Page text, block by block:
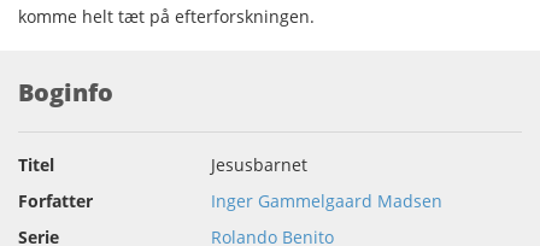
komme helt tæt på efterforskningen.
Boginfo
Titel
Jesusbarnet
Forfatter
Inger Gammelgaard Madsen
Serie
Rolando Benito